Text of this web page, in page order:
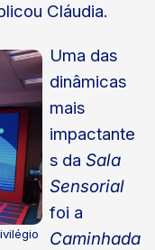
Cláudia.
Uma das
dinâmicas
mais
impactante
s da Sala
Sensorial
foi a
Caminhada